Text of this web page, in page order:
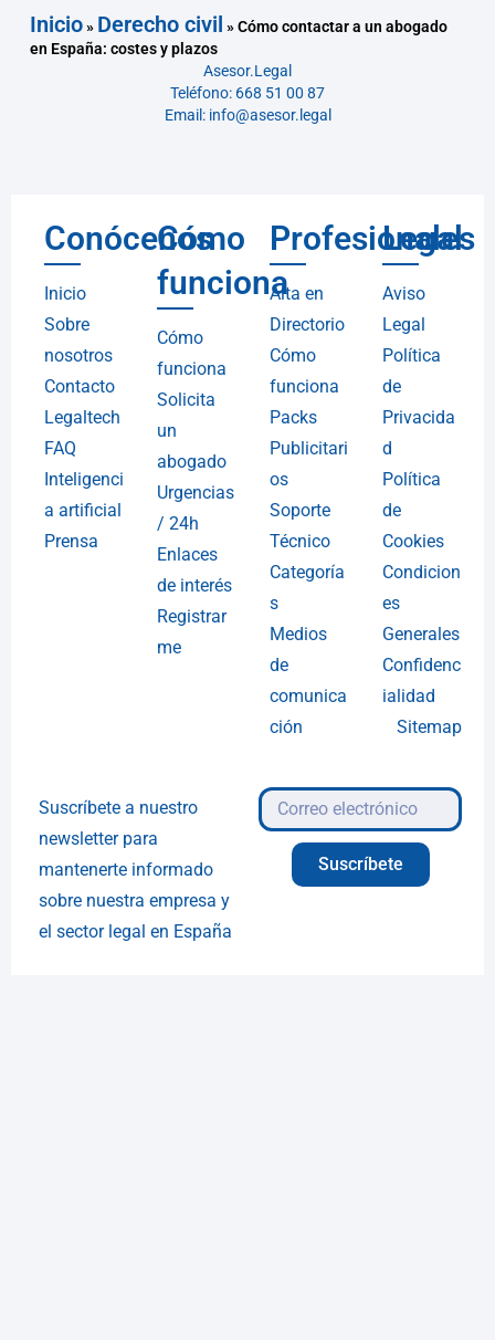
Inicio» Derecho civil »Cómo contactar a un abogado
en España: costes y plazos
Asesor.Legal
Teléfono: 668 51 00 87
Email: info@asesor.legal
Conócenos
Inicio
Sobre
nosotros
Contacto
Legaltech
FAQ
Inteligenci
a artificial
Prensa
Cómo
funciona
Cómo
funciona
Solicita
un
abogado
Urgencias
/ 24h
Enlaces
de interés
Registrar
me
Profesionales
Alta en
Directorio
Cómo
funciona
Packs
Publicitari
os
Soporte
Técnico
Categoría
s
Medios
de
comunica
ción
Legal
Aviso
Legal
Política
de
Privacida
d
Política
de
Cookies
Condicion
es
Generales
Confidenc
ialidad
Sitemap
Suscríbete a nuestro
newsletter para
mantenerte informado
sobre nuestra empresa y
el sector legal en España
Suscríbete